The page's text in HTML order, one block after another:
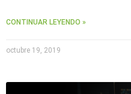
CONTINUAR LEYENDO »
octubre 19, 2019